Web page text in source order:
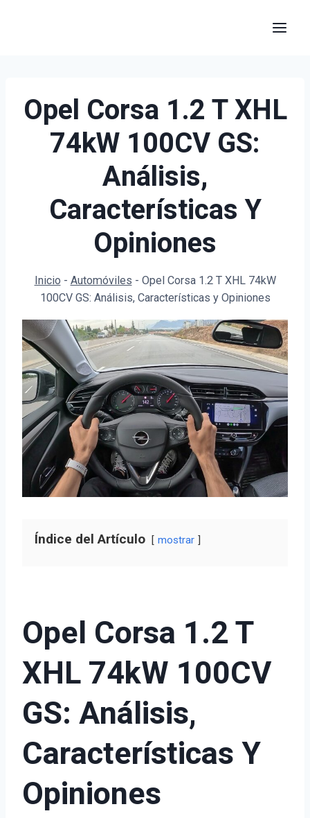
Opel Corsa 1.2 T XHL
74kW 100CV GS:
Análisis,
Características Y
Opiniones
Inicio - Automóviles - Opel Corsa 1.2 T XHL 74kW
100CV GS: Análisis, Características y Opiniones
Índice del Artículo mostrar
Opel Corsa 1.2 T
XHL 74kW 100CV
GS: Análisis,
Características Y
Opiniones